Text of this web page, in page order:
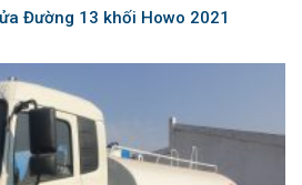
Đường 13 khối Howo 2021